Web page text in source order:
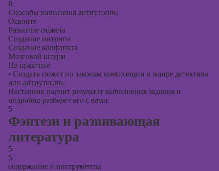
8.
Способы написания антиутопии
Освоите
Развитие сюжета
Создание интриги
Создание конфликта
Мозговой штурм
На практике
• Создать сюжет по законам композиции в жанре детектива
или антиутопии.
Наставник оценит результат выполнения задания и
подробно разберет его с вами.
5
Фэнтези и развивающая
литература
5
5
содержание и инструменты